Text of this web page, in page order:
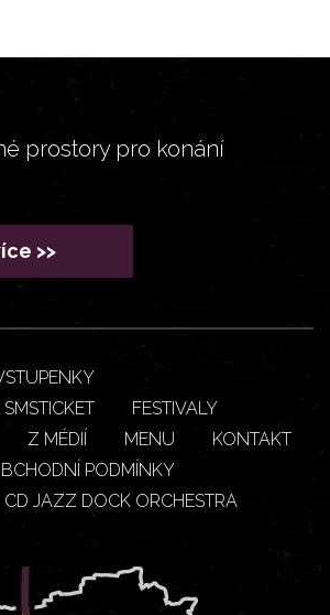
prostory pro konání
>>
FESTIVALY
Z MÉDIÍ MENU
KONTAKT
PODMÍNKY
CD JAZZ DOCK ORCHESTRA